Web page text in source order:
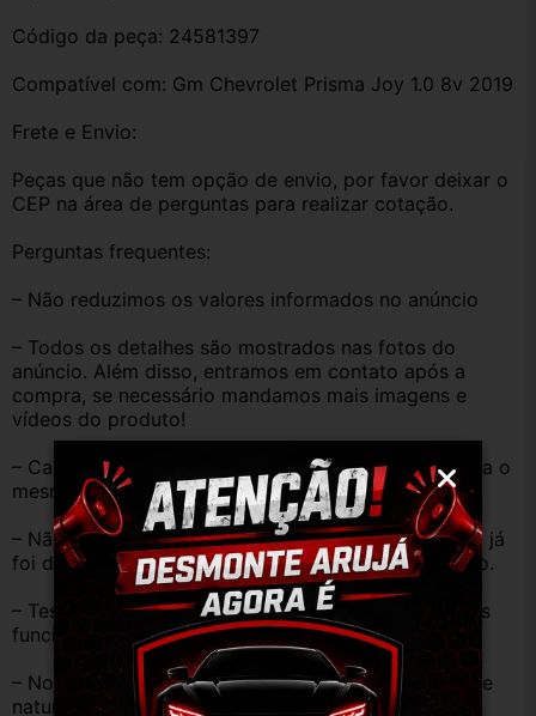
Código da peça: 24581397
Compatível com: Gm Chevrolet Prisma Joy 1.0 8v 2019
Frete e Envio:
Peças que não tem opção de envio, por favor deixar o
CEP na área de perguntas para realizar cotação.
Perguntas frequentes:
– Não reduzimos os valores informados no anúncio
– Todos os detalhes são mostrados nas fotos do
anúncio. Além disso, entramos em contato após a
compra, se necessário mandamos mais imagens e
vídeos do produto!
– Caso o código original da peça do seu veículo seja o
mesmo descrito no anúncio servirá perfeitamente.
– Não temos informação sobre o KM, pois o veículo já
foi desmontado. No entanto, estão em ótimo estado.
– Testamos as peças antes de anunciar e enviar, elas
funcionam perfeitamente.
– Nossas peças são USADAS e apresentam desgaste
natural pelo tempo. Peças perfeitas são apenas as